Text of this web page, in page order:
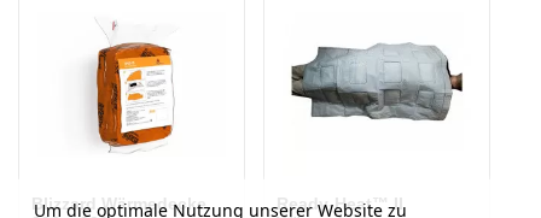
Blizzard Wärmedecke
Ready-Heat™ II
Um die optimale Nutzung unserer Website zu